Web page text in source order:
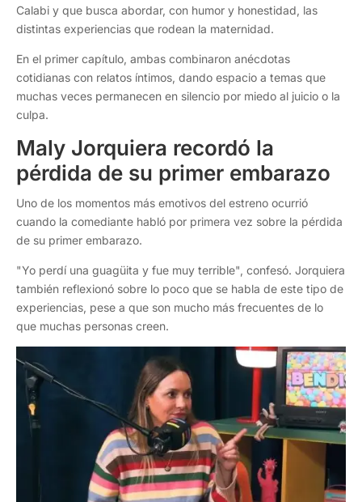
Calabi y que busca abordar, con humor y honestidad, las
distintas experiencias que rodean la maternidad.
En el primer capítulo, ambas combinaron anécdotas
cotidianas con relatos íntimos, dando espacio a temas que
muchas veces permanecen en silencio por miedo al juicio o la
culpa.
Maly Jorquiera recordó la
pérdida de su primer embarazo
Uno de los momentos más emotivos del estreno ocurrió
cuando la comediante habló por primera vez sobre la pérdida
de su primer embarazo.
"Yo perdí una guagüita y fue muy terrible", confesó. Jorquiera
también reflexionó sobre lo poco que se habla de este tipo de
experiencias, pese a que son mucho más frecuentes de lo
que muchas personas creen.